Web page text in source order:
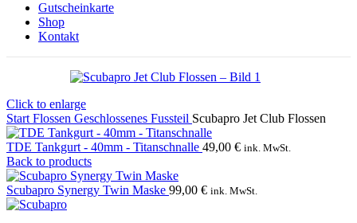
Gutscheinkarte
Shop
Kontakt
Click to enlarge
Start Flossen Geschlossenes Fussteil Scubapro Jet Club Flossen
TDE Tankgurt - 40mm - Titanschnalle 49,00 € ink. MwSt.
Back to products
Scubapro Synergy Twin Maske 99,00 € ink. MwSt.